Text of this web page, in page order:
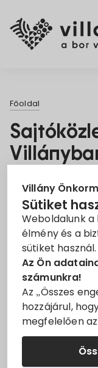
Villány
Sütiket
Weboldalunk
élmény és a
sütiket használ.
Az Ön
számunkra!
Az „Összes
hozzájárul,
megfelelően
Főoldal
2022. Jan. 5.
Pályázat Projekt